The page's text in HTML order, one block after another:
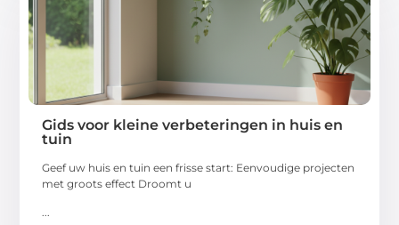
Gids voor kleine verbeteringen in huis en
tuin
Geef uw huis en tuin een frisse start: Eenvoudige projecten
met groots effect Droomt u